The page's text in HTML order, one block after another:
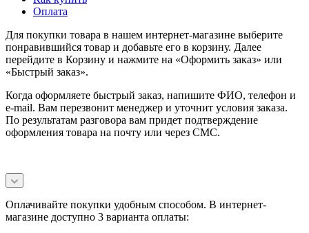
Оплата
Для покупки товара в нашем интернет-магазине выберите
понравившийся товар и добавьте его в корзину. Далее
перейдите в Корзину и нажмите на «Оформить заказ» или
«Быстрый заказ».
Когда оформляете быстрый заказ, напишите ФИО, телефон и
e-mail. Вам перезвонит менеджер и уточнит условия заказа.
По результатам разговора вам придет подтверждение
оформления товара на почту или через СМС.
Оплачивайте покупки удобным способом. В интернет-
магазине доступно 3 варианта оплаты: